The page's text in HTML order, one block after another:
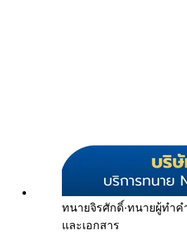
ทนายจิรศักดิ์·ทนายผู้ทำค
และเอกสาร